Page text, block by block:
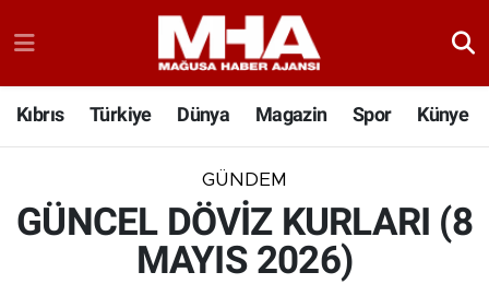
Kıbrıs Türkiye Dünya Magazin Spor Künye
GÜNDEM
GÜNCEL DÖVİZ KURLARI (8
MAYIS 2026)